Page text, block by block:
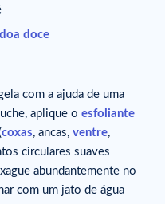
doce
com a ajuda de uma
aplique o esfoliante
coxas, ancas, ventre,
circulares suaves
abundantemente no
com um jato de água